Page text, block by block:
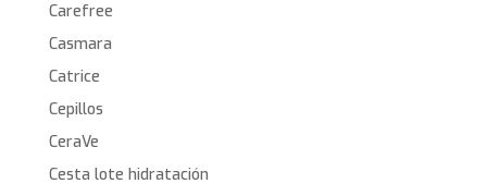
Carefree
Casmara
Catrice
Cepillos
CeraVe
Cesta lote hidratación